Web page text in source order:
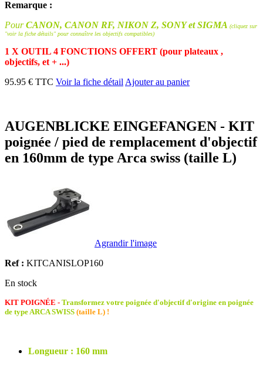
Remarque :
PourCANON, CANON RF, NIKON Z, SONY et SIGMA (cliquez sur
"voir la fiche détails" pour connaître les objectifs compatibles)
1 X OUTIL 4 FONCTIONS OFFERT (pour plateaux ,
objectifs, et + ...)
95.95 € TTC Voir la fiche détail Ajouter au panier
AUGENBLICKE EINGEFANGEN - KIT
poignée / pied de remplacement d'objectif
en 160mm de type Arca swiss (taille L)
Agrandir l'image
Ref : KITCANISLOP160
En stock
KIT POIGNÉE - Transformez votre poignée d'objectif d'origine en poignée
de type ARCA SWISS (taille L) !
Longueur : 160 mm